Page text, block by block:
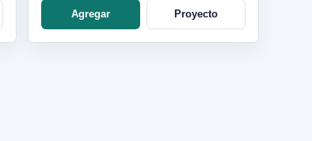
Agregar Proyecto